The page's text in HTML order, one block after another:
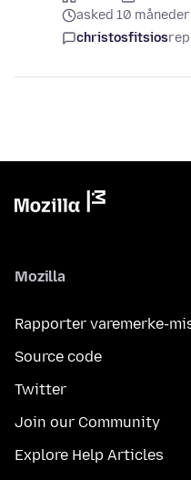
asked 10
christosfitsios
Mozilla
Rapporter varemerke-
Source code
Twitter
Join our Community
Explore Help Articles